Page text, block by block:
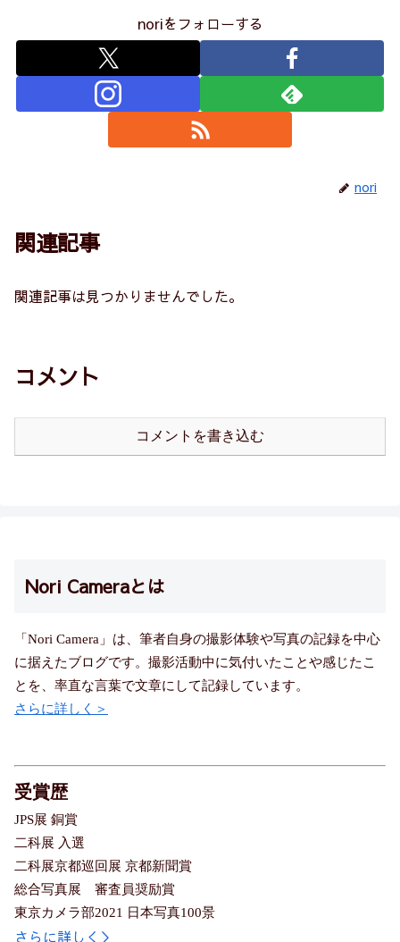
noriをフォローする
nori
関連記事
関連記事は見つかりませんでした。
コメント
コメントを書き込む
Nori Cameraとは
「Nori Camera」は、筆者自身の撮影体験や写真の記録を中心
に据えたブログです。撮影活動中に気付いたことや感じたこ
とを、率直な言葉で文章にして記録しています。
さらに詳しく＞
受賞歴
JPS展 銅賞
二科展 入選
二科展京都巡回展 京都新聞賞
総合写真展 審査員奨励賞
東京カメラ部2021 日本写真100景
さらに詳しく＞